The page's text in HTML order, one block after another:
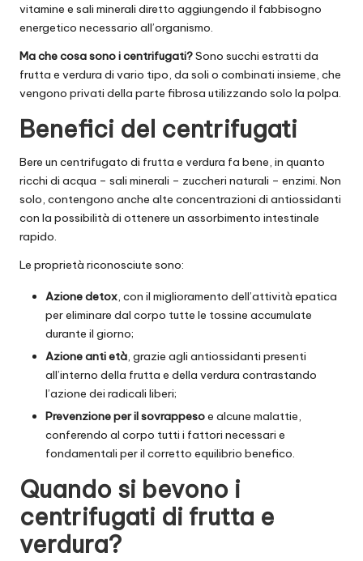
vitamine e sali minerali diretto aggiungendo il fabbisogno
energetico necessario all’organismo.
Ma che cosa sono i centrifugati?Sono succhi estratti da
frutta e verdura di vario tipo, da soli o combinati insieme, che
vengono privati della parte fibrosa utilizzando solo la polpa.
Benefici del centrifugati
Bere un centrifugato di frutta e verdura fa bene, in quanto
ricchi di acqua – sali minerali – zuccheri naturali – enzimi. Non
solo, contengono anche alte concentrazioni di antiossidanti
con la possibilità di ottenere un assorbimento intestinale
rapido.
Le proprietà riconosciute sono:
Azione detox, con il miglioramento dell’attività epatica
per eliminare dal corpo tutte le tossine accumulate
durante il giorno;
Azione anti età, grazie agli antiossidanti presenti
all’interno della frutta e della verdura contrastando
l’azione dei radicali liberi;
Prevenzione per il sovrappesoe alcune malattie,
conferendo al corpo tutti i fattori necessari e
fondamentali per il corretto equilibrio benefico.
Quando si bevono i
centrifugati di frutta e
verdura?